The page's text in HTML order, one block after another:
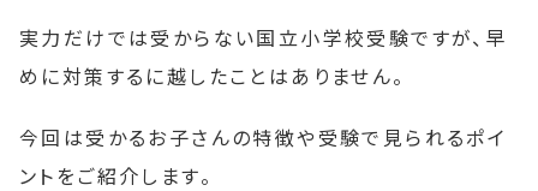
実力だけでは受からない国立小学校受験ですが、早
めに対策するに越したことはありません。
今回は受かるお子さんの特徴や受験で見られるポイ
ントをご紹介します。